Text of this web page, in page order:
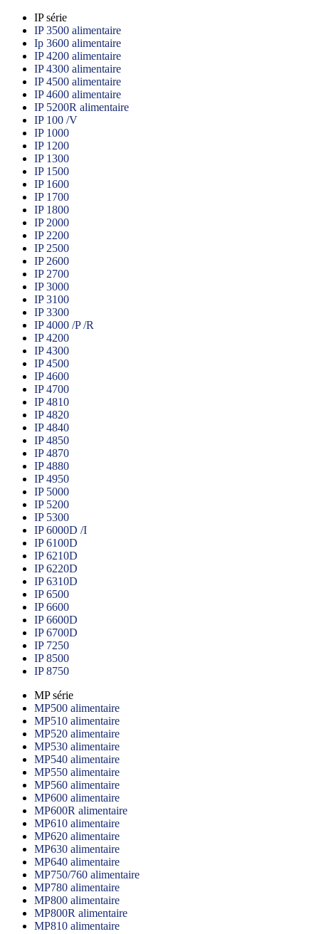
IP série
IP 3500 alimentaire
Ip 3600 alimentaire
IP 4200 alimentaire
IP 4300 alimentaire
IP 4500 alimentaire
IP 4600 alimentaire
IP 5200R alimentaire
IP 100 /V
IP 1000
IP 1200
IP 1300
IP 1500
IP 1600
IP 1700
IP 1800
IP 2000
IP 2200
IP 2500
IP 2600
IP 2700
IP 3000
IP 3100
IP 3300
IP 4000 /P /R
IP 4200
IP 4300
IP 4500
IP 4600
IP 4700
IP 4810
IP 4820
IP 4840
IP 4850
IP 4870
IP 4880
IP 4950
IP 5000
IP 5200
IP 5300
IP 6000D /I
IP 6100D
IP 6210D
IP 6220D
IP 6310D
IP 6500
IP 6600
IP 6600D
IP 6700D
IP 7250
IP 8500
IP 8750
MP série
MP500 alimentaire
MP510 alimentaire
MP520 alimentaire
MP530 alimentaire
MP540 alimentaire
MP550 alimentaire
MP560 alimentaire
MP600 alimentaire
MP600R alimentaire
MP610 alimentaire
MP620 alimentaire
MP630 alimentaire
MP640 alimentaire
MP750/760 alimentaire
MP780 alimentaire
MP800 alimentaire
MP800R alimentaire
MP810 alimentaire